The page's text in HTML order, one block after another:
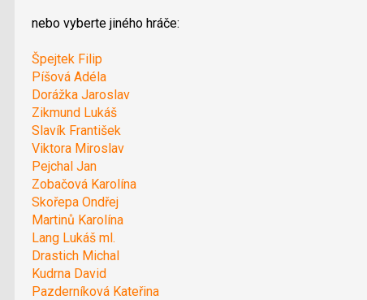
nebo vyberte jiného hráče:
Špejtek Filip
Píšová Adéla
Dorážka Jaroslav
Zikmund Lukáš
Slavík František
Viktora Miroslav
Pejchal Jan
Zobačová Karolína
Skořepa Ondřej
Martinů Karolína
Lang Lukáš ml.
Drastich Michal
Kudrna David
Pazderníková Kateřina